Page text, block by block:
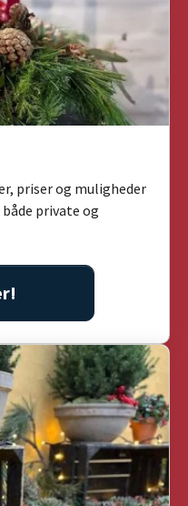
priser og muligheder
private og